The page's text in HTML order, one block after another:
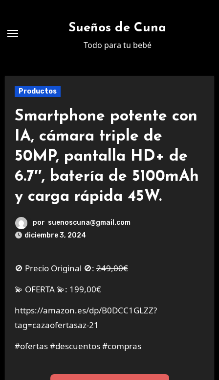
contenido
Sueños de Cuna
Todo para tu bebé
Productos
Smartphone potente con
IA, cámara triple de
50MP, pantalla HD+ de
6.7″, batería de 5100mAh
y carga rápida 45W.
por suenoscuna@gmail.com
diciembre 3, 2024
🚫 Precio Original 🚫:249,00€
💫 OFERTA 💫: 199,00€
https://amazon.es/dp/B0DCC1GLZZ?
tag=cazaofertasaz-21
#ofertas #descuentos #compras